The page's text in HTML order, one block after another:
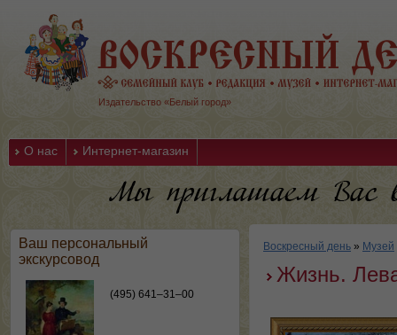
Издательство «Белый город»
О нас Интернет-магазин
Ваш персональный
экскурсовод
(495) 641–31–00
Воскресный день » Музей
Жизнь.